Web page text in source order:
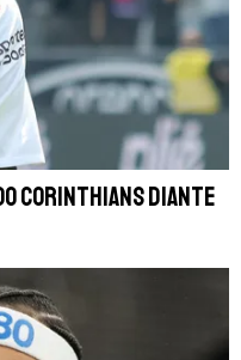
Corinthians diante